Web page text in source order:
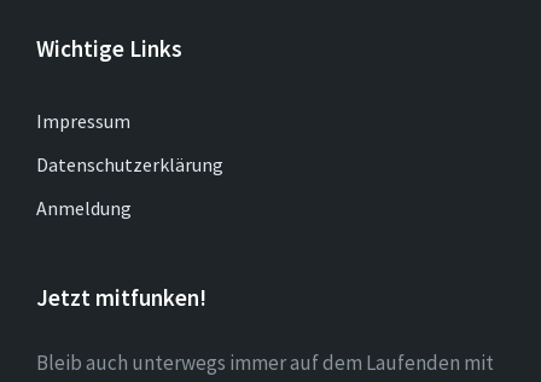
Wichtige Links
Impressum
Datenschutzerklärung
Anmeldung
Jetzt mitfunken!
Bleib auch unterwegs immer auf dem Laufenden mit